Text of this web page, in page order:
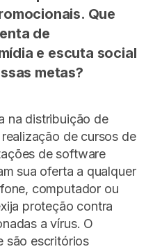
Que
de
e escuta social
metas?
na distribuição de
de cursos de
de software
sua oferta a qualquer
computador ou
proteção contra
a vírus. O
são escritórios